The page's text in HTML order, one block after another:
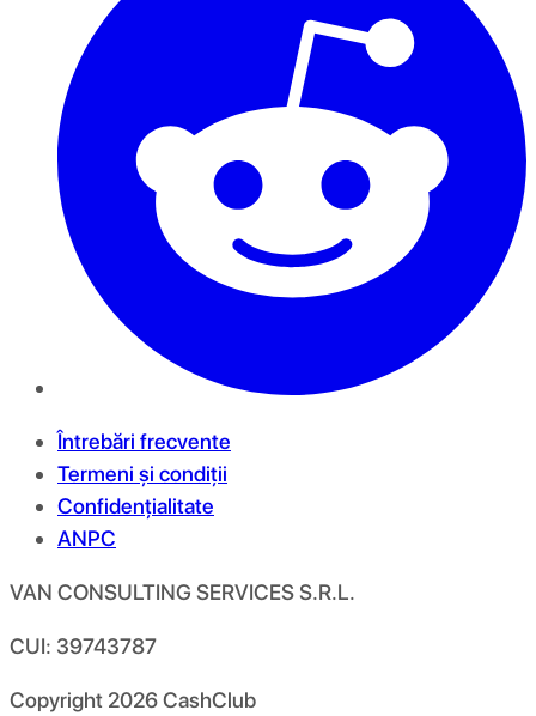
Întrebări frecvente
Termeni și condiții
Confidențialitate
ANPC
VAN CONSULTING SERVICES S.R.L.
CUI: 39743787
Copyright 2026CashClub